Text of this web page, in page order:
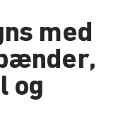
med
og